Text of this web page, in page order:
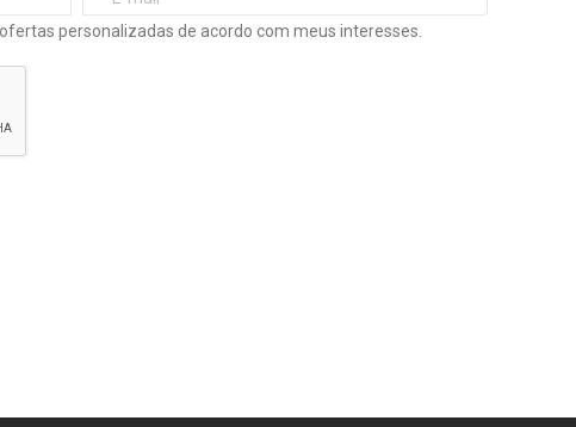
personalizadas de acordo com meus interesses.